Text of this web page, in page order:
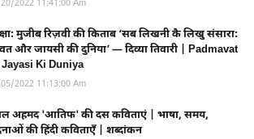
2022 11:41:00 Am
मुजीब रिज़वी की किताब ‘सब लिखनी कै लिखु संसारा:
और जायसी की दुनिया’ — दिव्या तिवारी | Padmavat
Ki Duniya
2022 11:13:00 Am
अहमद 'आतिफ' की दस कविताएं | भाषा, समय,
की हिंदी कविताएँ | शब्दांकन